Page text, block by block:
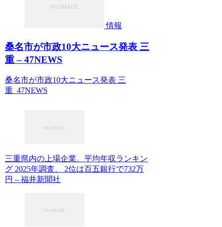
情報
桑名市が市政10大ニュース発表 三
重 – 47NEWS
桑名市が市政10大ニュース発表 三
重 47NEWS
三重県内の上場企業、平均年収ランキン
グ 2025年調査、 2位は百五銀行で732万
円 – 福井新聞社